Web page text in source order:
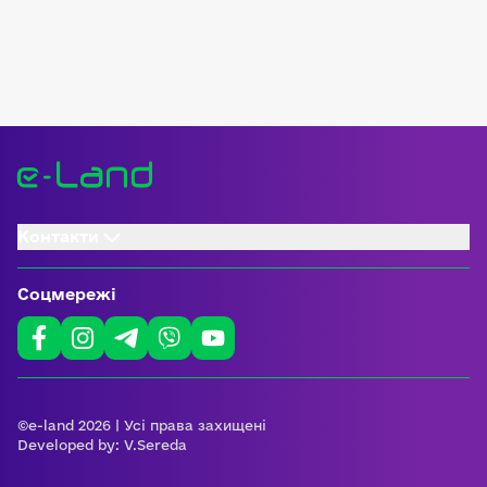
Соцмережі
©e-land 2026 | Усі права захищені
Developed by: V.Sereda